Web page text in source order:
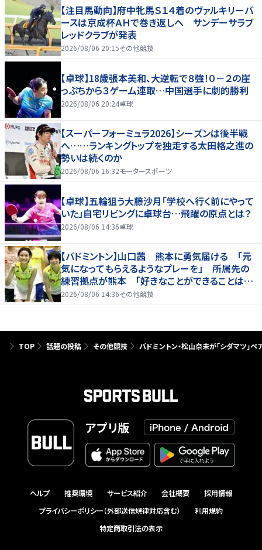
【注目馬動向】府中牝馬Ｓ１４着のヴァルキリーバ
ースは京成杯ＡＨで巻き返しへ サンデーサラブ
レッドクラブが発表
2026/08/06 20:15その他競技
【卓球】18歳張本美和、大逆転で８強！０－２の崖
っぷちから３ゲーム連取…中国選手に劇的勝利
2026/08/06 20:24卓球
【スーパーフォーミュラ2026】シーズンは後半戦
へ……ランキングトップを独走する太田格之進の
勢いは続くのか
2026/08/06 16:32モータースポーツ
【卓球】五輪狙う大藤沙月「学校へ行く前にやって
いた」自宅リビングに卓球台…飛躍の原点とは？
2026/08/06 14:36卓球
【バドミントン】山口茜 熊本に勇気届ける 「元
気になってもらえるようなプレーを」 所属先の
練習拠点が熊本 「好きなことができることは当
たり前じゃない」
2026/08/06 14:36その他競技
TOP 話題の投稿 その他競技 バドミントン・松山奈未が「シダマツ」
アプリ版
ヘルプ 推奨環境 サービス紹介 会社概要
採用情報
プライバシーポリシー（外部送信規律対応含む）
利用規約
特定商取引法の表示